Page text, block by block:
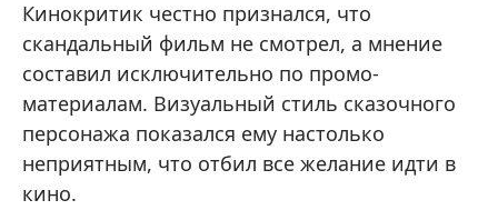
Кинокритик честно признался, что
скандальный фильм не смотрел, а мнение
составил исключительно по промо-
материалам. Визуальный стиль сказочного
персонажа показался ему настолько
неприятным, что отбил все желание идти в
кино.